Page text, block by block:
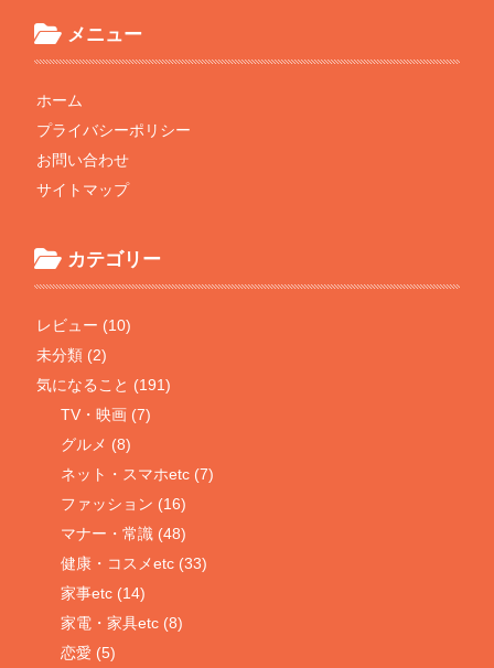
メニュー
ホーム
プライバシーポリシー
お問い合わせ
サイトマップ
カテゴリー
レビュー (10)
未分類 (2)
気になること (191)
TV・映画 (7)
グルメ (8)
ネット・スマホetc (7)
ファッション (16)
マナー・常識 (48)
健康・コスメetc (33)
家事etc (14)
家電・家具etc (8)
恋愛 (5)